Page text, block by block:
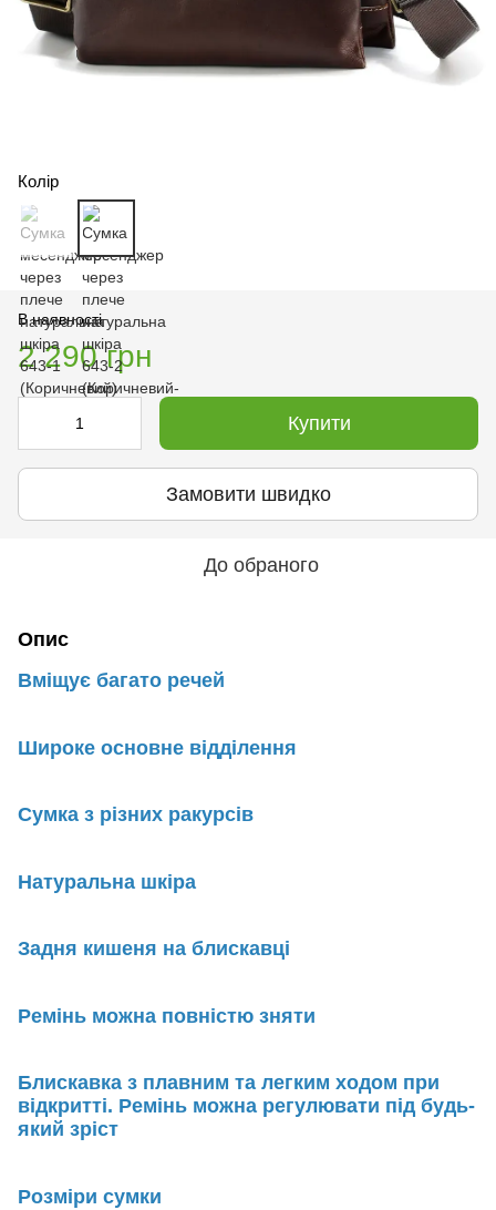
Колір
В наявності
2 290 грн
Купити
Замовити швидко
До обраного
Опис
Вміщує багато речей
Широке основне відділення
Сумка з різних ракурсів
Натуральна шкіра
Задня кишеня на блискавці
Ремінь можна повністю зняти
Блискавка з плавним та легким ходом при
відкритті. Ремінь можна регулювати під будь-
який зріст
Розміри сумки